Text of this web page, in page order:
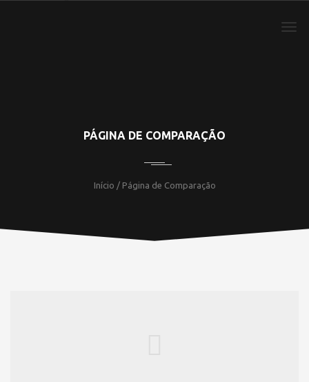
PÁGINA DE COMPARAÇÃO
Início / Página de Comparação